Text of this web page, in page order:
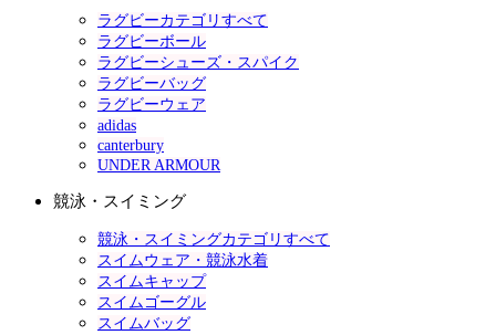
ラグビーカテゴリすべて
ラグビーボール
ラグビーシューズ・スパイク
ラグビーバッグ
ラグビーウェア
adidas
canterbury
UNDER ARMOUR
競泳・スイミング
競泳・スイミングカテゴリすべて
スイムウェア・競泳水着
スイムキャップ
スイムゴーグル
スイムバッグ